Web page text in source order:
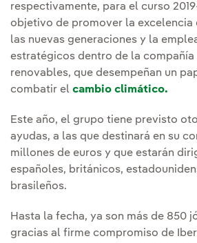
respectivamente, para el curso
objetivo de promover la excelencia
las nuevas generaciones y la
estratégicos dentro de la
renovables, que desempeñan un
combatir el cambio climático.
Este año, el grupo tiene previsto
ayudas, a las que destinará en su
millones de euros y que estarán
españoles, británicos,
brasileños.
Hasta la fecha, ya son más de 850
gracias al firme compromiso de